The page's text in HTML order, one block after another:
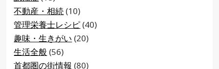
不動産・相続 (10)
管理栄養士レシピ (40)
趣味・生きがい (20)
生活全般 (56)
首都圏の街情報 (80)